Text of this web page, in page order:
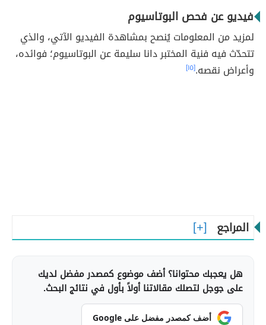
فيديو عن فحص البوتاسيوم
لمزيد من المعلومات يُنصح بمشاهدة الفيديو الآتي، والذي
تتحدّث فيه فنية المختبر دانا سليمة عن البوتاسيوم؛ فوائده،
وأعراض نقصه.[١٥]
المراجع
هل يعجبك محتوانا؟ أضف موضوع كمصدر مفضل لديك
على جوجل لتصلك مقالاتنا أولاً بأول في نتائج البحث.
أضف كمصدر مفضل على Google